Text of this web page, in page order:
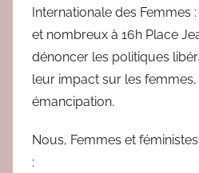
d
a
c
Internationale des Femmes
et nombreux à 16h Place
dénoncer les politiques
leur impact sur les
émancipation.
Nous, Femmes et
: